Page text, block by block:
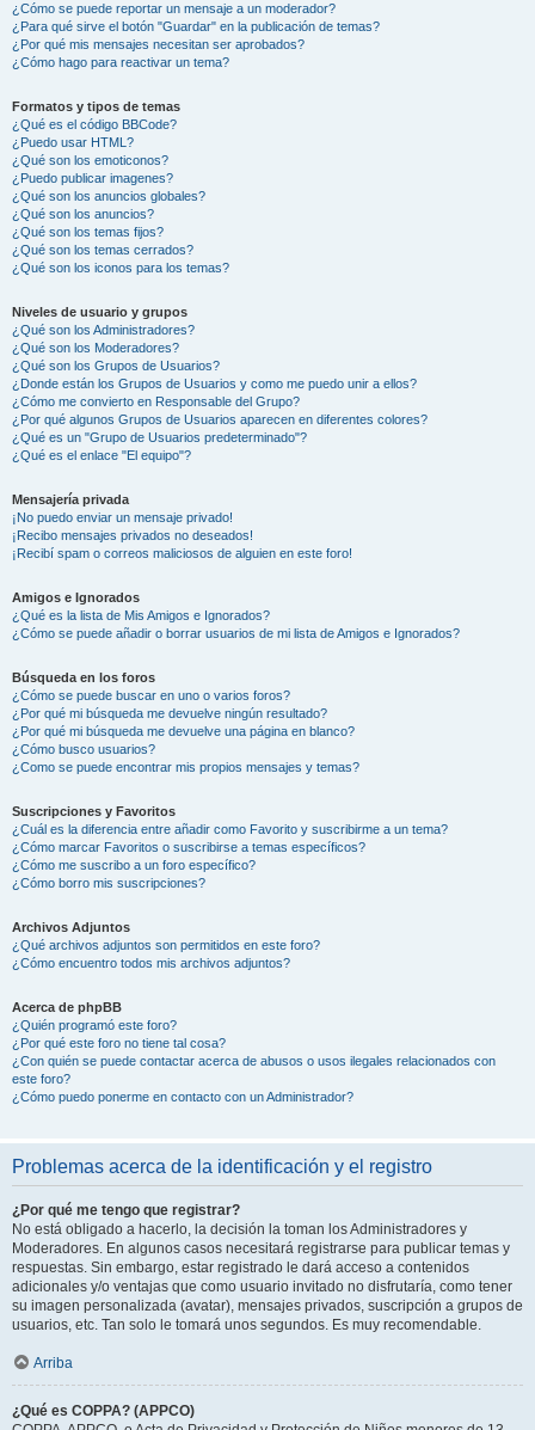
¿Cómo se puede reportar un mensaje a un moderador?
¿Para qué sirve el botón "Guardar" en la publicación de temas?
¿Por qué mis mensajes necesitan ser aprobados?
¿Cómo hago para reactivar un tema?
Formatos y tipos de temas
¿Qué es el código BBCode?
¿Puedo usar HTML?
¿Qué son los emoticonos?
¿Puedo publicar imagenes?
¿Qué son los anuncios globales?
¿Qué son los anuncios?
¿Qué son los temas fijos?
¿Qué son los temas cerrados?
¿Qué son los iconos para los temas?
Niveles de usuario y grupos
¿Qué son los Administradores?
¿Qué son los Moderadores?
¿Qué son los Grupos de Usuarios?
¿Donde están los Grupos de Usuarios y como me puedo unir a ellos?
¿Cómo me convierto en Responsable del Grupo?
¿Por qué algunos Grupos de Usuarios aparecen en diferentes colores?
¿Qué es un "Grupo de Usuarios predeterminado"?
¿Qué es el enlace "El equipo"?
Mensajería privada
¡No puedo enviar un mensaje privado!
¡Recibo mensajes privados no deseados!
¡Recibí spam o correos maliciosos de alguien en este foro!
Amigos e Ignorados
¿Qué es la lista de Mis Amigos e Ignorados?
¿Cómo se puede añadir o borrar usuarios de mi lista de Amigos e Ignorados?
Búsqueda en los foros
¿Cómo se puede buscar en uno o varios foros?
¿Por qué mi búsqueda me devuelve ningún resultado?
¿Por qué mi búsqueda me devuelve una página en blanco?
¿Cómo busco usuarios?
¿Como se puede encontrar mis propios mensajes y temas?
Suscripciones y Favoritos
¿Cuál es la diferencia entre añadir como Favorito y suscribirme a un tema?
¿Cómo marcar Favoritos o suscribirse a temas específicos?
¿Cómo me suscribo a un foro específico?
¿Cómo borro mis suscripciones?
Archivos Adjuntos
¿Qué archivos adjuntos son permitidos en este foro?
¿Cómo encuentro todos mis archivos adjuntos?
Acerca de phpBB
¿Quién programó este foro?
¿Por qué este foro no tiene tal cosa?
¿Con quién se puede contactar acerca de abusos o usos ilegales relacionados con
este foro?
¿Cómo puedo ponerme en contacto con un Administrador?
Problemas acerca de la identificación y el registro
¿Por qué me tengo que registrar?
No está obligado a hacerlo, la decisión la toman los Administradores y
Moderadores. En algunos casos necesitará registrarse para publicar temas y
respuestas. Sin embargo, estar registrado le dará acceso a contenidos
adicionales y/o ventajas que como usuario invitado no disfrutaría, como tener
su imagen personalizada (avatar), mensajes privados, suscripción a grupos de
usuarios, etc. Tan solo le tomará unos segundos. Es muy recomendable.
Arriba
¿Qué es COPPA? (APPCO)